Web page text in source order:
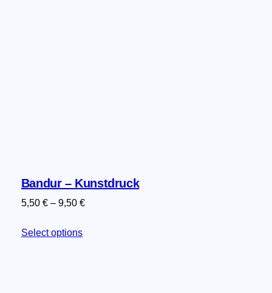
Bandur – Kunstdruck
5,50 €– 9,50 €
Select options